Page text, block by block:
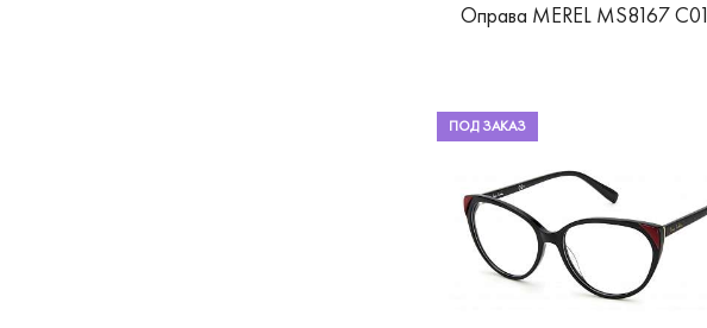
Оправа MEREL MS8167 C01
ПОД ЗАКАЗ